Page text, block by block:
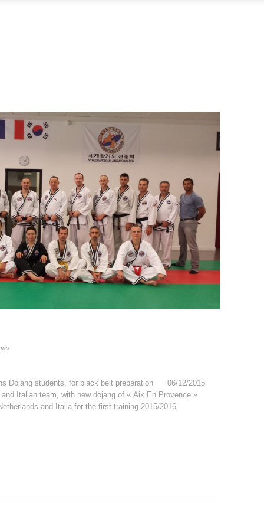
sur
training
Dojang students, for black belt preparation 06/12/2015
Italian team, with new dojang of « Aix En Provence »
and Italia for the first training 2015/2016